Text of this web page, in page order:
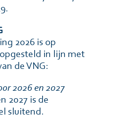
2026 is op
in lijn met
de VNG:
2026 en 2027
2027 is de
sluitend.